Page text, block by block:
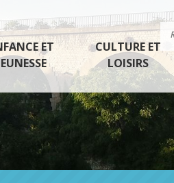
ET
CULTURE ET
LOISIRS